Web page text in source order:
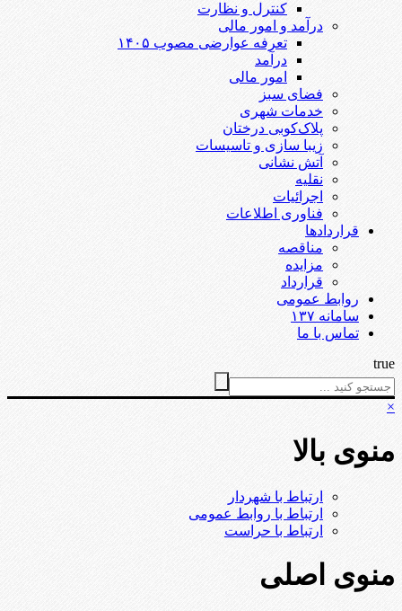
کنترل و نظارت
درآمد و امور مالی
تعرفه عوارضی مصوب ۱۴۰۵
درآمد
امور مالی
فضای سبز
خدمات شهری
پلاک‌کوبی درختان
زیبا سازی و تاسیسات
آتش نشانی
نقلیه
اجرائیات
فناوری اطلاعات
قراردادها
مناقصه
مزایده
قرارداد
روابط عمومی
سامانه ۱۳۷
تماس با ما
true
×
منوی بالا
ارتباط با شهردار
ارتباط با روابط عمومی
ارتباط با حراست
منوی اصلی